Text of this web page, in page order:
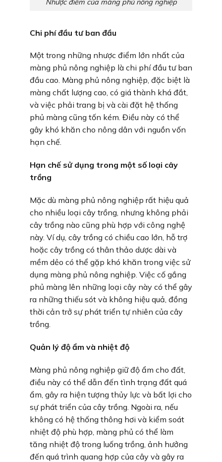
Nhược điểm của màng phủ nông nghiệp
Chi phí đầu tư ban đầu
Một trong những nhược điểm lớn nhất của
màng phủ nông nghiệp là chi phí đầu tư ban
đầu cao. Màng phủ nông nghiệp, đặc biệt là
màng chất lượng cao, có giá thành khá đắt,
và việc phải trang bị và cài đặt hệ thống
phủ màng cũng tốn kém. Điều này có thể
gây khó khăn cho nông dân với nguồn vốn
hạn chế.
Hạn chế sử dụng trong một số loại cây
trồng
Mặc dù màng phủ nông nghiệp rất hiệu quả
cho nhiều loại cây trồng, nhưng không phải
cây trồng nào cũng phù hợp với công nghệ
này. Ví dụ, cây trồng có chiều cao lớn, hỗ trợ
hoặc cây trồng có thân thảo dược dài và
mềm dẻo có thể gặp khó khăn trong việc sử
dụng màng phủ nông nghiệp. Việc cố gắng
phủ màng lên những loại cây này có thể gây
ra những thiếu sót và không hiệu quả, đồng
thời cản trở sự phát triển tự nhiên của cây
trồng.
Quản lý độ ẩm và nhiệt độ
Màng phủ nông nghiệp giữ độ ẩm cho đất,
điều này có thể dẫn đến tình trạng đất quá
ẩm, gây ra hiện tượng thủy lực và bất lợi cho
sự phát triển của cây trồng. Ngoài ra, nếu
không có hệ thống thông hơi và kiểm soát
nhiệt độ phù hợp, màng phủ có thể làm
tăng nhiệt độ trong luống trồng, ảnh hưởng
đến quá trình quang hợp của cây và gây ra